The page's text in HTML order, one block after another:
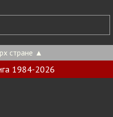
стране ▲
1984-2026